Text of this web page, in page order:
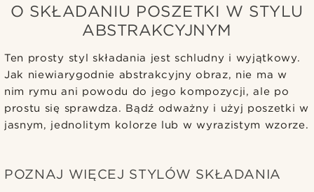
O SKŁADANIU POSZETKI W STYLU
ABSTRAKCYJNYM
Ten prosty styl składania jest schludny i wyjątkowy.
Jak niewiarygodnie abstrakcyjny obraz, nie ma w
nim rymu ani powodu do jego kompozycji, ale po
prostu się sprawdza. Bądź odważny i użyj poszetki w
jasnym, jednolitym kolorze lub w wyrazistym wzorze.
POZNAJ WIĘCEJ STYLÓW SKŁADANIA